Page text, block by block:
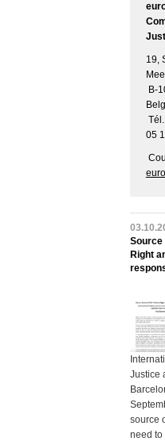
19,
B-
05
Source
Right
Justice
source
need to